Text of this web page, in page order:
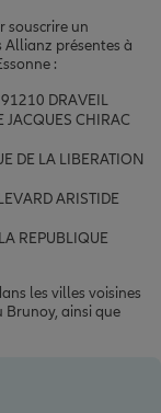
souscrire un
Allianz présentes à
:
91210 DRAVEIL
JACQUES CHIRAC
DE LA LIBERATION
ARISTIDE
REPUBLIQUE
les villes voisines
Brunoy, ainsi que